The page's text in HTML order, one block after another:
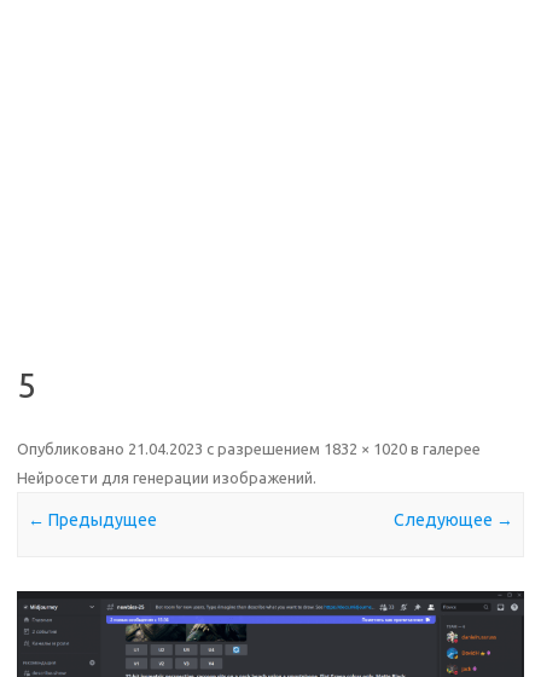
5
Опубликовано 21.04.2023 с разрешением 1832 × 1020 в галерее
Нейросети для генерации изображений.
← Предыдущее Следующее →